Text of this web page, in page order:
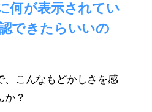
何が表示されてい
できたらいいの
、こんなもどかしさを感
か？